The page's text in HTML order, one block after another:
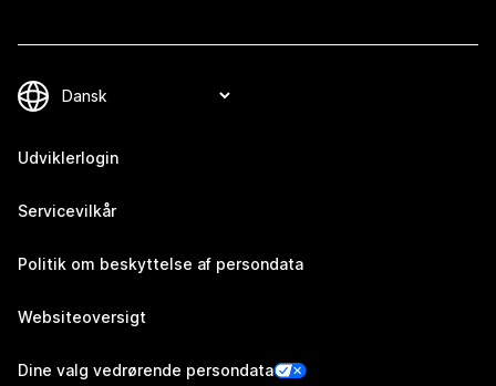
Udviklerlogin
Servicevilkår
Politik om beskyttelse af persondata
Websiteoversigt
Dine valg vedrørende persondata